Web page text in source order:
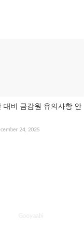
대비 금감원 유의사항 안
24, 2025